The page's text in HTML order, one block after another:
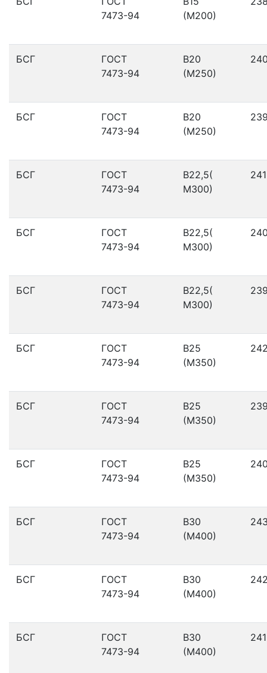
7473-94
(М200)
БСГ
ГОСТ
7473-94
В20
(М250)
БСГ
ГОСТ
7473-94
В20
(М250)
БСГ
ГОСТ
7473-94
В22,5(
М300)
БСГ
ГОСТ
7473-94
В22,5(
М300)
БСГ
ГОСТ
7473-94
В22,5(
М300)
БСГ
ГОСТ
7473-94
В25
(М350)
БСГ
ГОСТ
7473-94
В25
(М350)
БСГ
ГОСТ
7473-94
В25
(М350)
БСГ
ГОСТ
7473-94
В30
(М400)
БСГ
ГОСТ
7473-94
В30
(М400)
БСГ
ГОСТ
7473-94
В30
(М400)